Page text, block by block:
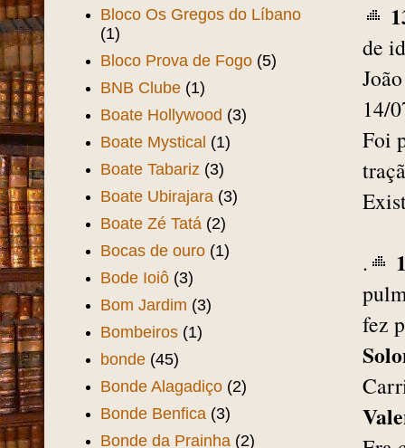
de
14/
Foi
.
fez
Bloco Os Gregos do Líbano
(1)
Bloco Prova de Fogo (5)
BNB Clube (1)
Boate Hollywood (3)
Boate Mystical (1)
Boate Tabariz (3)
Boate Ubirajara (3)
Boate Zé Tatá (2)
Bocas de ouro (1)
Bode Ioiô (3)
Bom Jardim (3)
Bombeiros (1)
bonde (45)
Bonde Alagadiço (2)
Bonde Benfica (3)
Bonde da Prainha (2)